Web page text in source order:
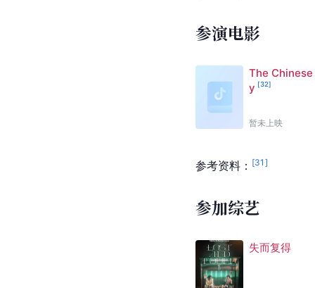
参演电影
The
y [32]
暂未上映
参考资料： [31 ]
参加综艺
失而复得